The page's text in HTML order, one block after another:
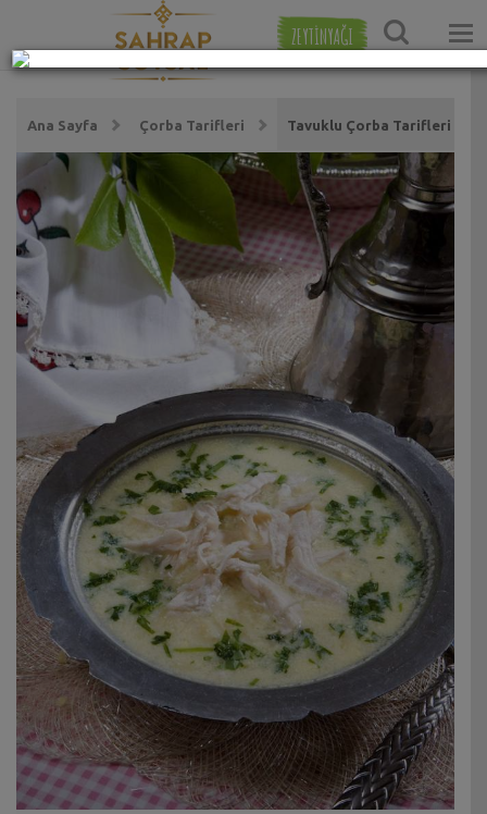
ZEYTİNYAĞI
Ana Sayfa Çorba Tarifleri Tavuklu Çorba Tarifleri